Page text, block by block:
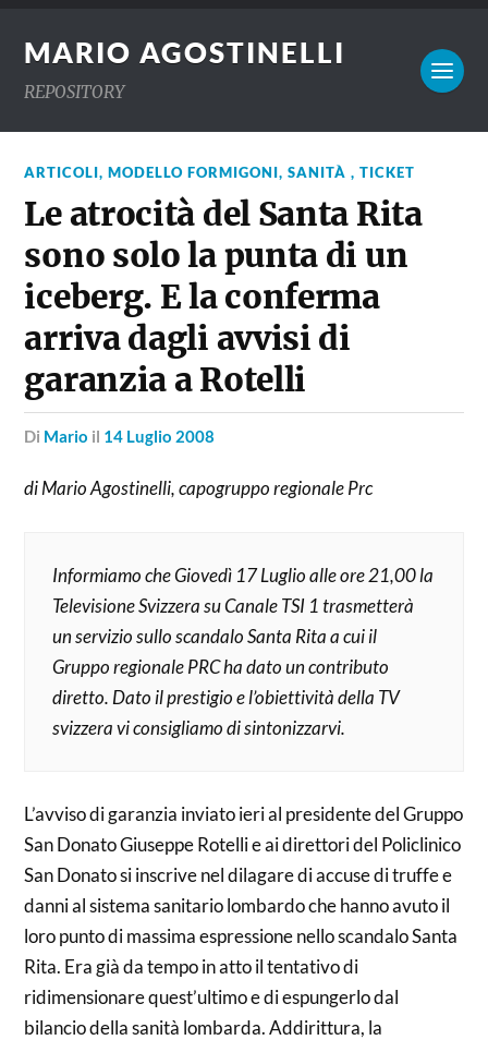
MARIO AGOSTINELLI
REPOSITORY
ARTICOLI,MODELLO FORMIGONI,SANITÀ , TICKET
Le atrocità del Santa Rita
sono solo la punta di un
iceberg. E la conferma
arriva dagli avvisi di
garanzia a Rotelli
di Mario il 14 Luglio 2008
di Mario Agostinelli, capogruppo regionale Prc
Informiamo che Giovedì 17 Luglio alle ore 21,00 la
Televisione Svizzera su Canale TSI 1 trasmetterà
un servizio sullo scandalo Santa Rita a cui il
Gruppo regionale PRC ha dato un contributo
diretto. Dato il prestigio e l’obiettività della TV
svizzera vi consigliamo di sintonizzarvi.
L’avviso di garanzia inviato ieri al presidente del Gruppo
San Donato Giuseppe Rotelli e ai direttori del Policlinico
San Donato si inscrive nel dilagare di accuse di truffe e
danni al sistema sanitario lombardo che hanno avuto il
loro punto di massima espressione nello scandalo Santa
Rita. Era già da tempo in atto il tentativo di
ridimensionare quest’ultimo e di espungerlo dal
bilancio della sanità lombarda. Addirittura, la